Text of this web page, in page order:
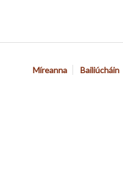
Míreanna Bailiúcháin